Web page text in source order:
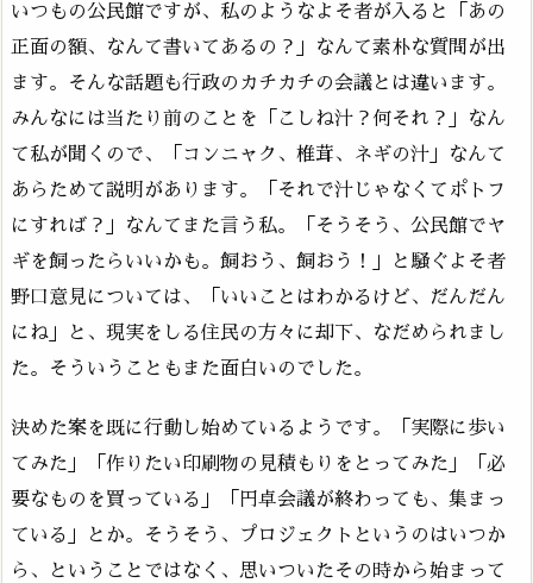
いつもの公民館ですが、私のようなよそ者が入ると「あの
正面の額、なんて書いてあるの？」なんて素朴な質問が出
ます。そんな話題も行政のカチカチの会議とは違います。
みんなには当たり前のことを「こしね汁？何それ？」なん
て私が聞くので、「コンニャク、椎茸、ネギの汁」なんて
あらためて説明があります。「それで汁じゃなくてポトフ
にすれば？」なんてまた言う私。「そうそう、公民館でヤ
ギを飼ったらいいかも。飼おう、飼おう！」と騒ぐよそ者
野口意見については、「いいことはわかるけど、だんだん
にね」と、現実をしる住民の方々に却下、なだめられまし
た。そういうこともまた面白いのでした。
決めた案を既に行動し始めているようです。「実際に歩い
てみた」「作りたい印刷物の見積もりをとってみた」「必
要なものを買っている」「円卓会議が終わっても、集まっ
ている」とか。そうそう、プロジェクトというのはいつか
ら、ということではなく、思いついたその時から始まって